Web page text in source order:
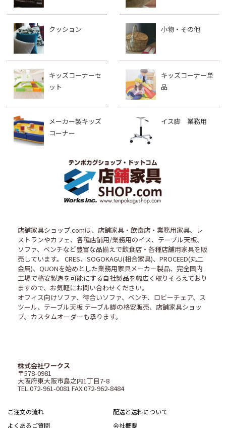
クッション 小物・その他
キッズコーナーセ
ット
キッズコーナー単
品
メーカー製キッズ
コーナー
イス脚 業務用
店舗家具ショップ.comは、店舗家具・飲食店・業務用家具、レ
ストランやカフェ、各種店舗用/業務用のイス、テーブル天板、
ソファ、ベンチなど豊富な品揃えで飲食店・各種店舗用家具を販
売しています。 CRES、SOGOKAGU(相合家具)、PROCEED(丸二
金属)、QUONを始めとした業務用家具メーカー製品、完全国内
工場で格安製造を可能にする自社製品を幅広く取りそろえており
ますので、お気軽にお問い合わせください。
オフィス向けソファ、待合いソファ、ベンチ、ロビーチェア、ス
ツール、テーブル天板 テーブル脚の格安販売、店舗家具ショッ
プ。カスタムオーダーも承ります。
株式会社ワークス
〒578-0981
大阪府東大阪市島之内1丁目7-8
TEL:072-961-0081 FAX:072-962-8484
ご注文の流れ
配送と送料について
よくあるご質問
会社概要